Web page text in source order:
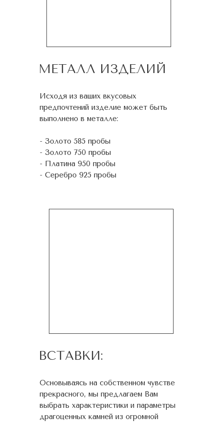
МЕТАЛЛ ИЗДЕЛИЙ
Исходя из ваших вкусовых
предпочтений изделие может быть
выполнено в металле:
- Золото 585 пробы
- Золото 750 пробы
- Платина 950 пробы
- Серебро 925 пробы
ВСТАВКИ:
Основываясь на собственном чувстве
прекрасного, мы предлагаем Вам
выбрать характеристики и параметры
драгоценных камней из огромной